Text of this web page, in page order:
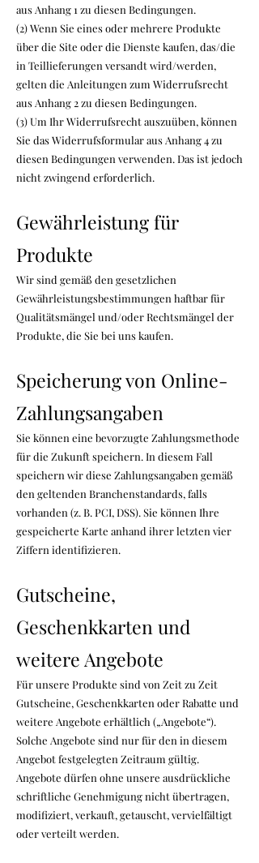
aus Anhang 1 zu diesen Bedingungen.
(2) Wenn Sie eines oder mehrere Produkte
über die Site oder die Dienste kaufen, das/die
in Teillieferungen versandt wird/werden,
gelten die Anleitungen zum Widerrufsrecht
aus Anhang 2 zu diesen Bedingungen.
(3) Um Ihr Widerrufsrecht auszuüben, können
Sie das Widerrufsformular aus Anhang 4 zu
diesen Bedingungen verwenden. Das ist jedoch
nicht zwingend erforderlich.
Gewährleistung für
Produkte
Wir sind gemäß den gesetzlichen
Gewährleistungsbestimmungen haftbar für
Qualitätsmängel und/oder Rechtsmängel der
Produkte, die Sie bei uns kaufen.
Speicherung von Online-
Zahlungsangaben
Sie können eine bevorzugte Zahlungsmethode
für die Zukunft speichern. In diesem Fall
speichern wir diese Zahlungsangaben gemäß
den geltenden Branchenstandards, falls
vorhanden (z. B. PCI, DSS). Sie können Ihre
gespeicherte Karte anhand ihrer letzten vier
Ziffern identifizieren.
Gutscheine,
Geschenkkarten und
weitere Angebote
Für unsere Produkte sind von Zeit zu Zeit
Gutscheine, Geschenkkarten oder Rabatte und
weitere Angebote erhältlich („Angebote“).
Solche Angebote sind nur für den in diesem
Angebot festgelegten Zeitraum gültig.
Angebote dürfen ohne unsere ausdrückliche
schriftliche Genehmigung nicht übertragen,
modifiziert, verkauft, getauscht, vervielfältigt
oder verteilt werden.